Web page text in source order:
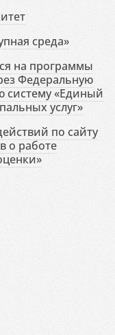
среда»
на программы
Федеральную
систему «Единый
услуг»
по сайту
о работе